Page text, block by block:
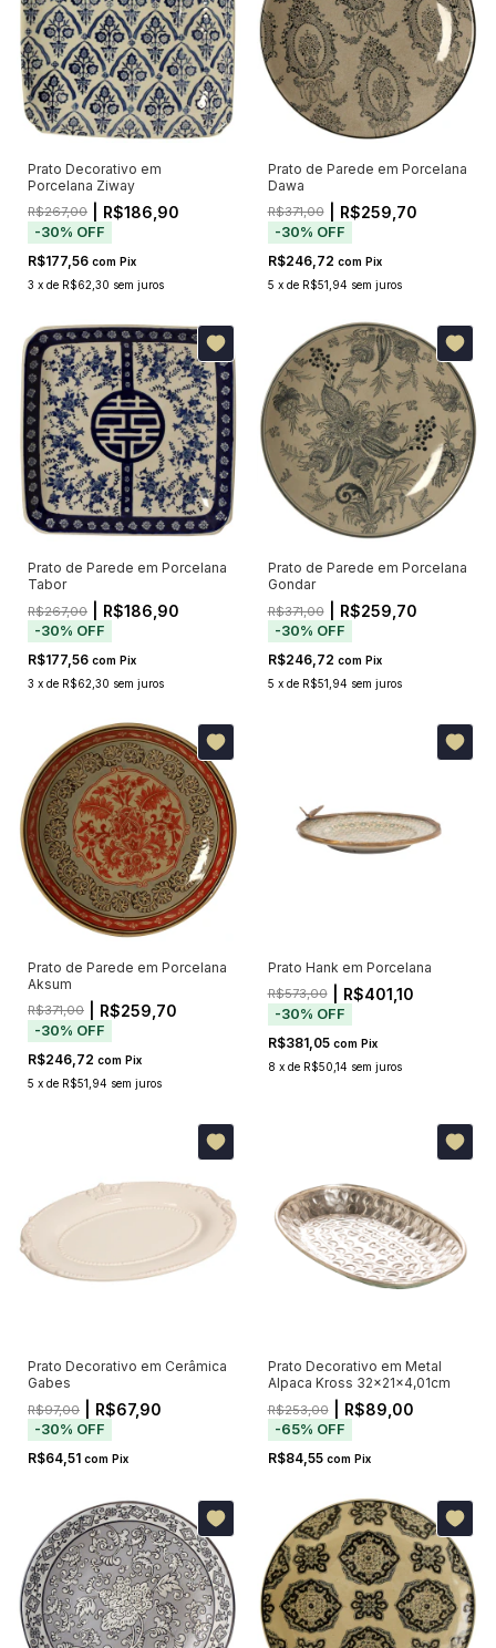
Prato Decorativo em
Porcelana Ziway
R$267,00 | R$186,90
-30% OFF
R$177,56 com Pix
3 x de R$62,30 sem juros
Prato de Parede em Porcelana
Dawa
R$371,00| R$259,70
-30% OFF
R$246,72 com Pix
5 x de R$51,94 sem juros
Prato de Parede em Porcelana
Tabor
R$267,00 | R$186,90
-30% OFF
R$177,56 com Pix
3 x de R$62,30 sem juros
Prato de Parede em Porcelana
Gondar
R$371,00| R$259,70
-30% OFF
R$246,72 com Pix
5 x de R$51,94 sem juros
Prato de Parede em Porcelana
Aksum
R$371,00 | R$259,70
-30% OFF
R$246,72 com Pix
5 x de R$51,94 sem juros
Prato Hank em Porcelana
R$573,00| R$401,10
-30% OFF
R$381,05 com Pix
8 x de R$50,14 sem juros
Prato Decorativo em Cerâmica
Gabes
R$97,00 | R$67,90
-30% OFF
R$64,51 com Pix
Prato Decorativo em Metal
Alpaca Kross 32x21x4,01cm
R$253,00| R$89,00
-65% OFF
R$84,55 com Pix